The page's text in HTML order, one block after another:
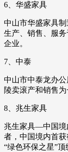
6、华盛家具
中山市华盛家具制
生产、销售、服
企业。
7、中泰
中山市中泰龙办
陵卖滚产和销售
8、兆生家具
兆生家具—中国境
者，中国境内首
“绿色环保之星”顶